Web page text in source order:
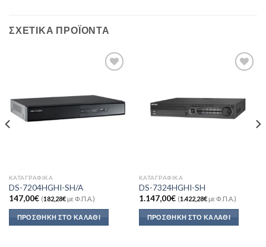
ΣΧΕΤΙΚΆ ΠΡΟΪΌΝΤΑ
Add to
Wishlist
ΚΑΤΑΓΡΑΦΙΚΆ
DS-7204HGHI-SH/A
147,00€ (182,28€με Φ.Π.Α.)
ΠΡΟΣΘΉΚΗ ΣΤΟ ΚΑΛΆΘΙ
Add to
Wishlist
ΚΑΤΑΓΡΑΦΙΚΆ
DS-7324HGHI-SH
1.147,00€ (1.422,28€με Φ.Π.Α.)
ΠΡΟΣΘΉΚΗ ΣΤΟ ΚΑΛΆΘΙ